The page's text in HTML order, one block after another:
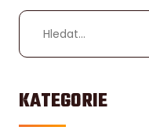
KATEGORIE